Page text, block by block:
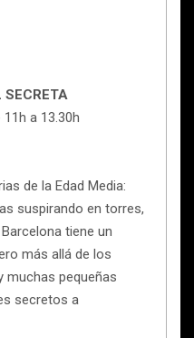
SECRETA
a 13.30h
de la Edad Media:
suspirando en torres,
tiene un
más allá de los
muchas pequeñas
secretos a